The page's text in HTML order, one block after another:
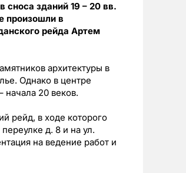
сноса зданий 19 – 20 вв.
произошли в
рейда Артем
архитектуры в
Однако в центре
начала 20 веков.
рейд, в ходе которого
д. 8 и на ул.
на ведение работ и